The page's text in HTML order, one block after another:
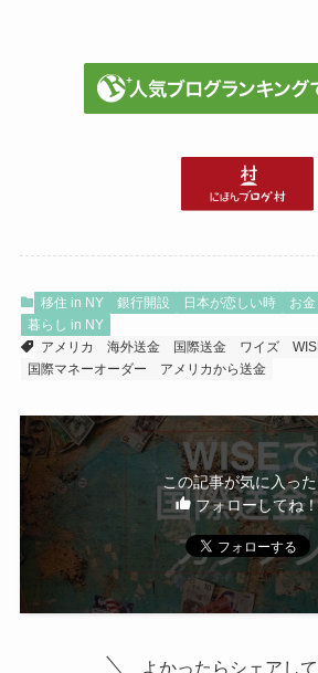
移住 in NY 銀行開設 日本が恋しい時 お
暮らし in NY
アメリカ
海外送金 国際送金 ワイズ
国際マネーオーダー
アメリカから送金
この記事が気に入っ
フォローしてね！
よかったらシェアして